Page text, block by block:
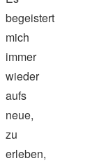
begeistert
mich
immer
wieder
aufs
neue,
zu
erleben,